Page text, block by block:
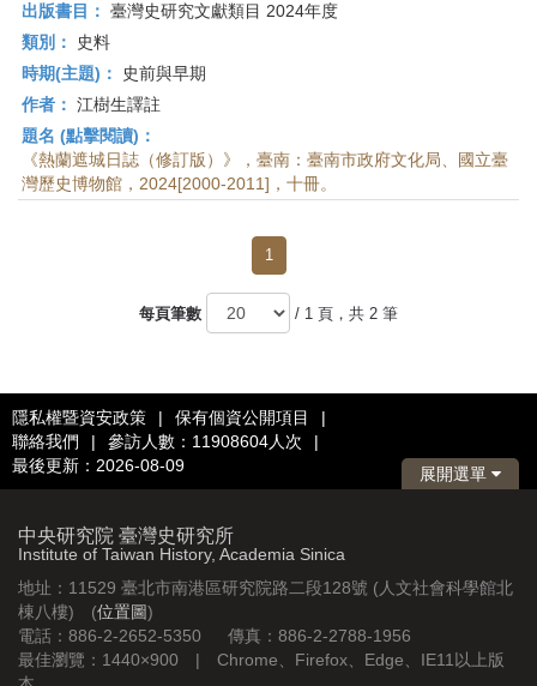
出版書目： 臺灣史研究文獻類目 2024年度
類別：
史料
時期(主題)：
史前與早期
作者： 江樹生譯註
題名 (點擊閱讀)：
《熱蘭遮城日誌（修訂版）》，臺南：臺南市政府文化局、國立臺
灣歷史博物館，2024[2000-2011]，十冊。
1
每頁筆數 / 1 頁，共 2 筆
隱私權暨資安政策 | 保有個資公開項目
|
聯絡我們
| 參訪人數：11908604人次
|
最後更新：2026-08-09
展開選單
中央研究院 臺灣史研究所
Institute of Taiwan History, Academia Sinica
地址：11529 臺北市南港區研究院路二段128號 (人文社會科學館北
棟八樓) (位置圖)
電話：886-2-2652-5350 傳真：886-2-2788-1956
最佳瀏覽：1440×900 | Chrome、Firefox、Edge、IE11以上版